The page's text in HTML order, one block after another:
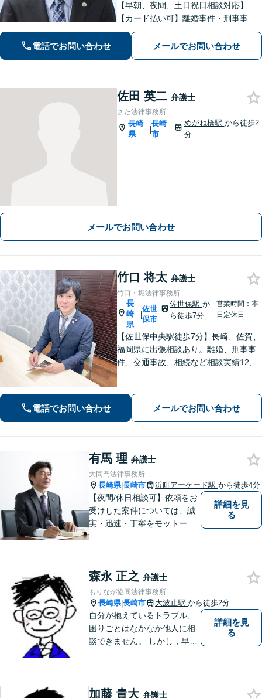
【早朝、夜間、土日祝日相談対応】
【カード払い可】離婚事件・刑事事
件・交通事故の専門弁護士があなたの
お悩みを解決いたします。一人で悩ま
ずに新たな一歩をわたしたちと。
電話でお問い合わせ メールでお問い合わせ
佐田 英二 弁護士
さた法律事務所
長崎
県
|
長崎
市
めがね橋駅 から徒歩2
分
メールでお問い合わせ
竹口 将太 弁護士
竹口・堀法律事務所
長
崎
県
|
佐世
保市
佐世保駅か
ら徒歩7分
営業時間：本
日定休日
【佐世保中央駅徒歩7分】長崎、佐賀、
福岡県に出張相談あり。離婚、刑事事
件、交通事故、相続など相談実績12,00
談ください。
電話でお問い合わせ メールでお問い合わせ
有馬 理 弁護士
大同門法律事務所
長崎県|長崎市 浜町アーケード駅 から徒歩4分
【夜間/休日相談可】依頼をお
受けした案件については、誠
実・迅速・丁寧をモットーに
談にお越しください。
詳細を見
る
森永 正之 弁護士
もりなが協同法律事務所
長崎県|長崎市 大波止駅 から徒歩2分
自分が抱えているトラブル、
困りごとはなかなか他人に相
談できません。 しかし，早め
談してみませんか。
詳細を見
る
加藤 貴大 弁護士